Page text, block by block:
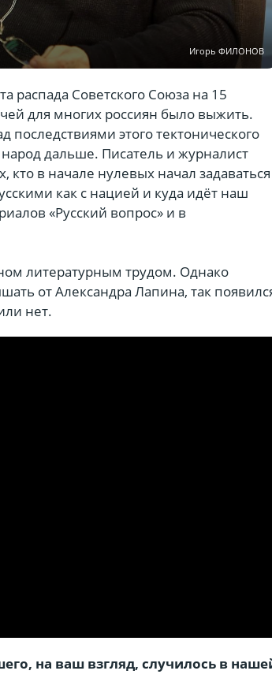
Игорь ФИЛОНОВ
распада Советского Союза на 15
для многих россиян было выжить.
этого тектонического
дальше. Писатель и журналист
в начале нулевых начал задаваться
как с нацией и куда идёт наш
«Русский вопрос» и в
литературным трудом. Однако
от Александра Лапина, так
нет.
на ваш взгляд, случилось в